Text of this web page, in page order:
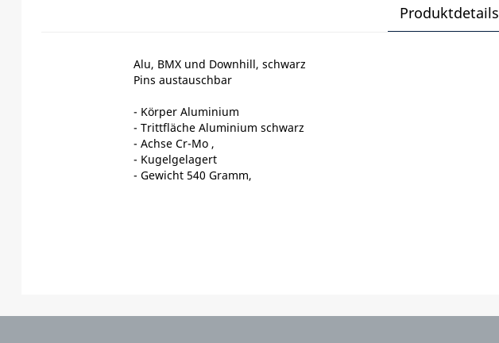
Produktdetails
Alu, BMX und Downhill, schwarz
Pins austauschbar
- Körper Aluminium
- Trittfläche Aluminium schwarz
- Achse Cr-Mo ,
- Kugelgelagert
- Gewicht 540 Gramm,